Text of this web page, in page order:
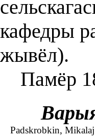
кафедры
жывёл).
Памёр
Padskrobkin,